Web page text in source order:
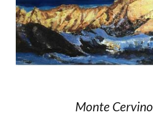
Monte Cervino